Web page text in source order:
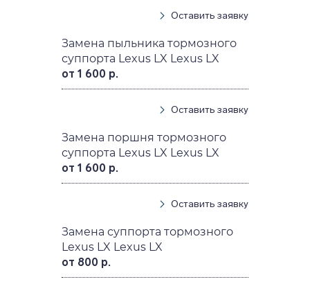
Оставить заявку
Замена пыльника тормозного
суппорта Lexus LX Lexus LX
от 1 600 р.
Оставить заявку
Замена поршня тормозного
суппорта Lexus LX Lexus LX
от 1 600 р.
Оставить заявку
Замена суппорта тормозного
Lexus LX Lexus LX
от 800 р.